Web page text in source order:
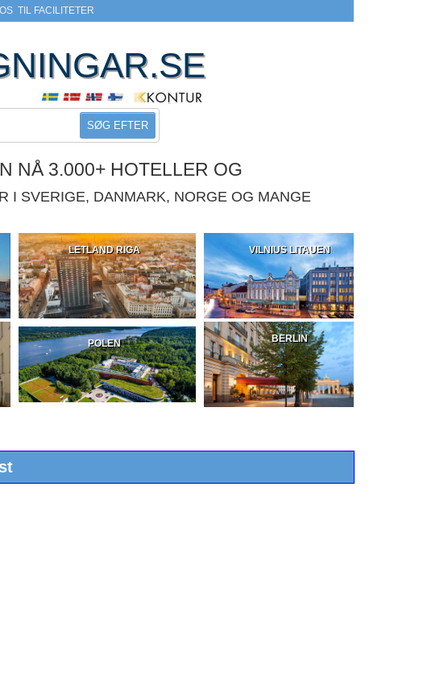
TIL FACILITETER
SØG EFTER
NÅ 3.000+ HOTELLER OG
I SVERIGE, DANMARK, NORGE OG MANGE
LETLAND RIGA VILNIUS LITAUEN
POLEN BERLIN